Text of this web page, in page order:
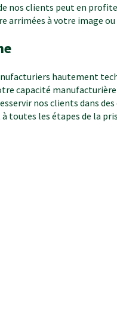
nos clients peut en
à votre image ou
hautement
capacité
nos clients dans
toutes les étapes de la